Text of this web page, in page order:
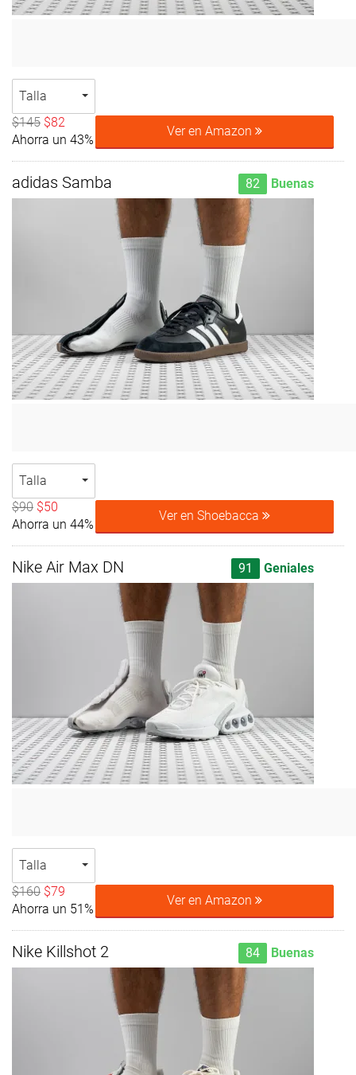
Talla
$145 $82
Ahorra un 43%
Ver en Amazon
adidas Samba 82 Buenas
Talla
$90 $50
Ahorra un 44%
Ver en Shoebacca
Nike Air Max DN 91 Geniales
Talla
$160 $79
Ahorra un 51%
Ver en Amazon
Nike Killshot 2 84 Buenas